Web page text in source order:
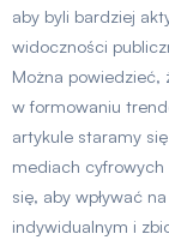
aby byli bardziej
widoczności
Można
w formowaniu
artykule staramy
mediach cyfrowych
się, aby wpływać
indywidualnym i